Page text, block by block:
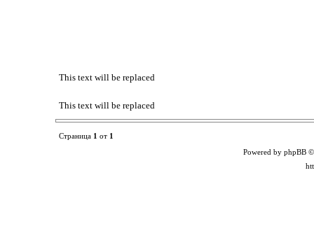
This text will be replaced
This text will be replaced
Страница 1 от 1
Powered by phpBB